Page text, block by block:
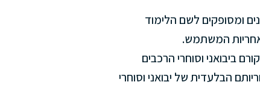
ומסופקים לשם הלימוד
המשתמש.
ביבואני וסוחרי הרכבים
הבלעדית של יבואני וסוחרי